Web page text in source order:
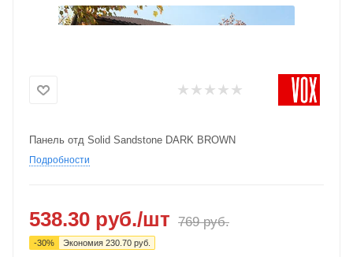
Панель отд Solid Sandstone DARK BROWN
Подробности
538.30 руб./шт 769руб.
-30% Экономия 230.70 руб.